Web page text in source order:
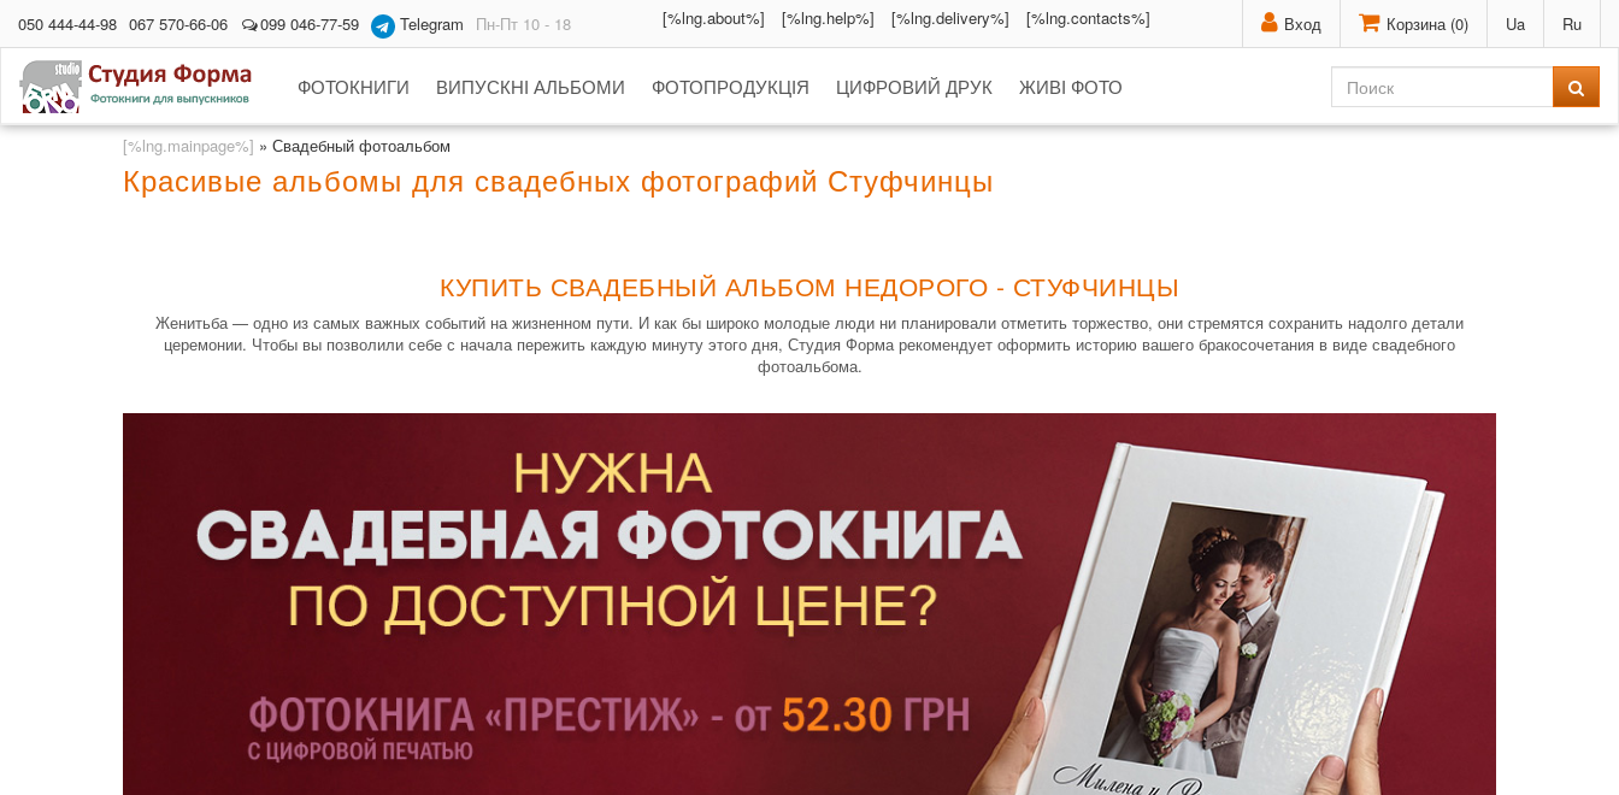
Вход Корзина (0) Ua Ru
050 444-44-98 067 570-66-06 099 046-77-59 Telegram Пн-Пт 10 - 18 [%lng.about%] [%lng.help%] [%lng.delivery%] [%lng.contacts%]
ФОТОКНИГИ ВИПУСКНІ АЛЬБОМИ ФОТОПРОДУКЦІЯ ЦИФРОВИЙ ДРУК ЖИВІ ФОТО
[%lng.mainpage%] » Свадебный фотоальбом
Красивые альбомы для свадебных фотографий Стуфчинцы
КУПИТЬ СВАДЕБНЫЙ АЛЬБОМ НЕДОРОГО - СТУФЧИНЦЫ
Женитьба — одно из самых важных событий на жизненном пути. И как бы широко молодые люди ни планировали отметить торжество, они стремятся сохранить надолго детали
церемонии. Чтобы вы позволили себе с начала пережить каждую минуту этого дня, Студия Форма рекомендует оформить историю вашего бракосочетания в виде свадебного
фотоальбома.